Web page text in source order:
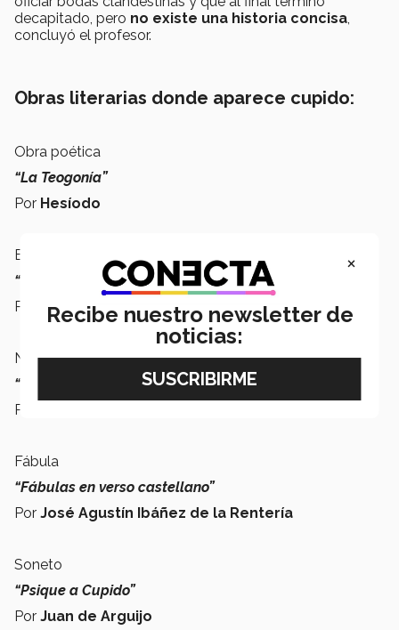
decapitado, pero no existe una historia concisa,
concluyó el profesor.
Obras literarias donde aparece cupido:
Obra poética
“La Teogonía”
Por Hesíodo
Epopeya
“La Eneida”
Por
Virgilio
Novela
“El asno de oro”
Por
Fábula
“Fábulas en verso castellano”
Por José Agustín Ibáñez de la Rentería
Soneto
“Psique a Cupido”
Por Juan de Arguijo
×
Recibe nuestro newsletter de
noticias: